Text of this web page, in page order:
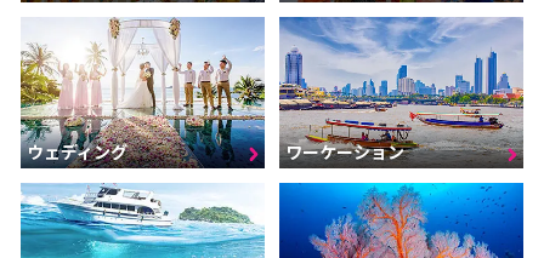
ウェディング ワーケーション